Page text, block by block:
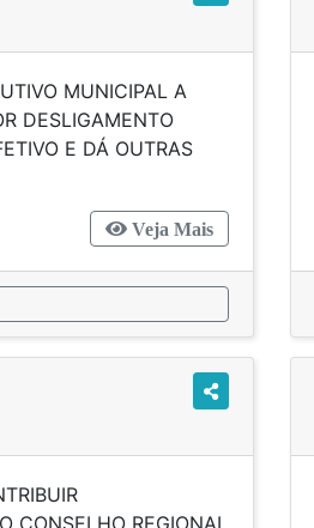
MUNICIPAL A
DESLIGAMENTO
E DÁ OUTRAS
Veja Mais
CONSELHO REGIONAL